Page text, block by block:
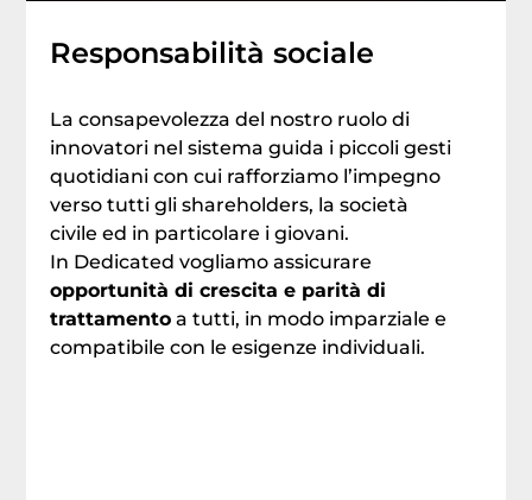
Responsabilità sociale
La consapevolezza del nostro ruolo di
innovatori nel sistema guida i piccoli gesti
quotidiani con cui rafforziamo l’impegno
verso tutti gli shareholders, la società
civile ed in particolare i giovani.
In Dedicated vogliamo assicurare
opportunità di crescita e parità di
trattamento a tutti, in modo imparziale e
compatibile con le esigenze individuali.